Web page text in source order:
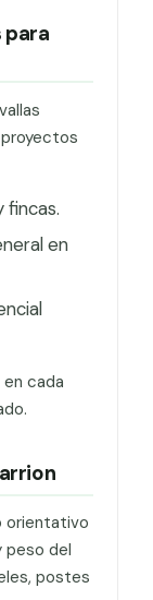
para
fincas.
en
cada
orientativo
peso del
postes